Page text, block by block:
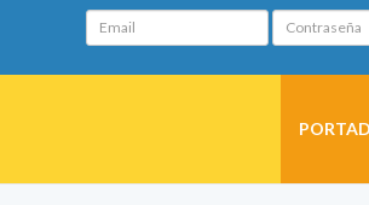
Email Contraseña